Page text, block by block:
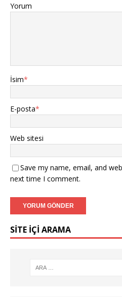
Yorum
İsim*
E-posta*
Web sitesi
Save my name, email, and
next time I comment.
SİTE İÇİ ARAMA